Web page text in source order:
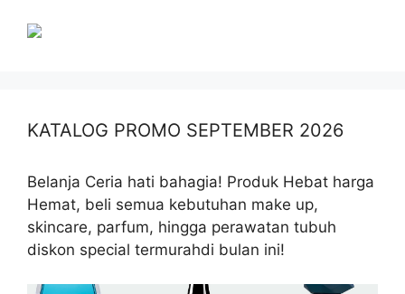
KATALOG PROMO SEPTEMBER 2026
Belanja Ceria hati bahagia! Produk Hebat harga
Hemat, beli semua kebutuhan make up,
skincare, parfum, hingga perawatan tubuh
diskon special termurahdi bulan ini!